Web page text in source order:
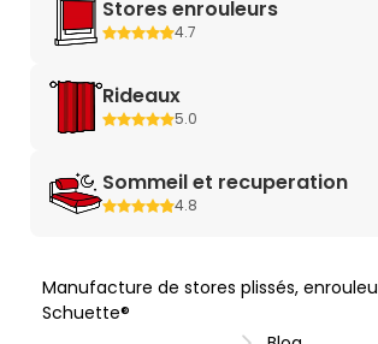
Stores enrouleurs
4.7
Rideaux
5.0
Sommeil et recuperation
4.8
Manufacture de stores plissés,
Schuette®